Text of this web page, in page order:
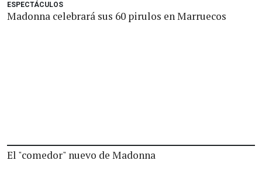
ESPECTÁCULOS
Madonna celebrará sus 60 pirulos en Marruecos
El "comedor" nuevo de Madonna